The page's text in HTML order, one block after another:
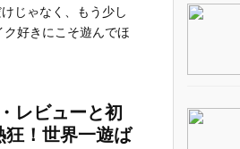
じゃなく、もう少し
好きにこそ遊んでほ
レビューと初
狂！世界一遊ば